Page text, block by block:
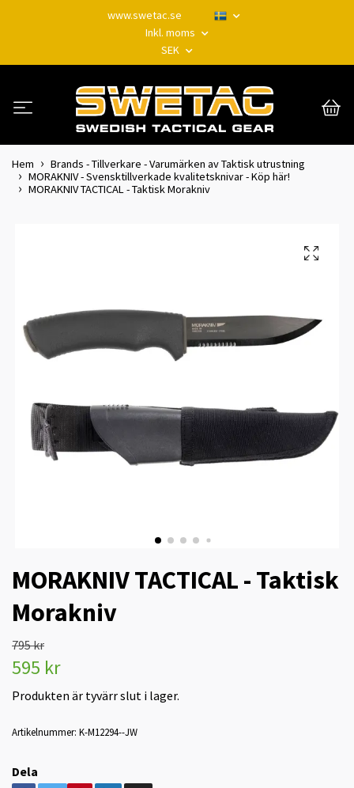
www.swetac.se
Inkl. moms
SEK
Hem
Brands - Tillverkare - Varumärken av Taktisk utrustning
MORAKNIV - Svensktillverkade kvalitetsknivar - Köp här!
MORAKNIV TACTICAL - Taktisk Morakniv
MORAKNIV TACTICAL - Taktisk
Morakniv
795 kr
595 kr
Produkten är tyvärr slut i lager.
Artikelnummer: K-M12294--JW
Dela